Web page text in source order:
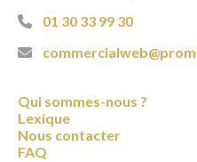
01 30 33 99 30
Qui sommes-nous ?
Lexique
Nous contacter
FAQ